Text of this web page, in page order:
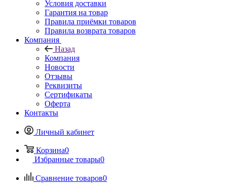
Условия доставки
Гарантия на товар
Правила приёмки товаров
Правила возврата товаров
Компания
Назад
Компания
Новости
Отзывы
Реквизиты
Сертификаты
Оферта
Контакты
Личный кабинет
Корзина0
Избранные товары0
Сравнение товаров0